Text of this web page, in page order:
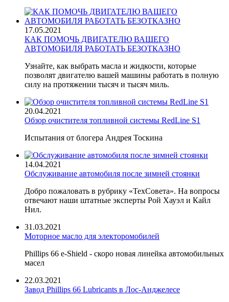
17.05.2021
КАК ПОМОЧЬ ДВИГАТЕЛЮ ВАШЕГО
АВТОМОБИЛЯ РАБОТАТЬ БЕЗОТКАЗНО
Узнайте, как выбрать масла и жидкости, которые
позволят двигателю вашей машины работать в полную
силу на протяжении тысяч и тысяч миль.
20.04.2021
Обзор очистителя топливной системы RedLine S1
Испытания от блогера Андрея Тоскина
14.04.2021
Обслуживание автомобиля после зимней стоянки
Добро пожаловать в рубрику «ТехСовета». На вопросы
отвечают наши штатные эксперты Рой Хауэл и Кайл
Нил.
31.03.2021
Моторное масло для электоромобилей
Phillips 66 e-Shield - скоро новая линейка автомобильных
масел
22.03.2021
Завод Phillips 66 Lubricants в Лос-Анджелесе